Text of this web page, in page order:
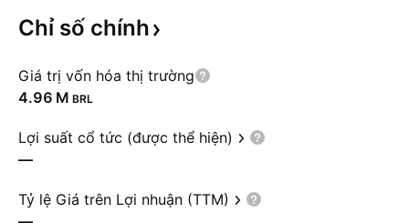
Chỉ số chính
Giá trị vốn hóa thị trường
‪4.96 M‬ BRL
Lợi suất cổ tức (được thể hiện)
—
Tỷ lệ Giá trên Lợi nhuận (TTM)